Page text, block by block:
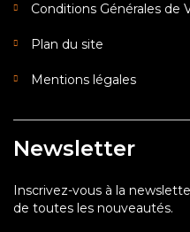
Conditions Générales de
Plan du site
Mentions légales
Newsletter
Inscrivez-vous à la
de toutes les nouveautés.